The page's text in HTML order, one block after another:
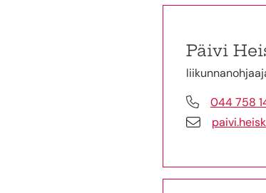
Päivi
044 758